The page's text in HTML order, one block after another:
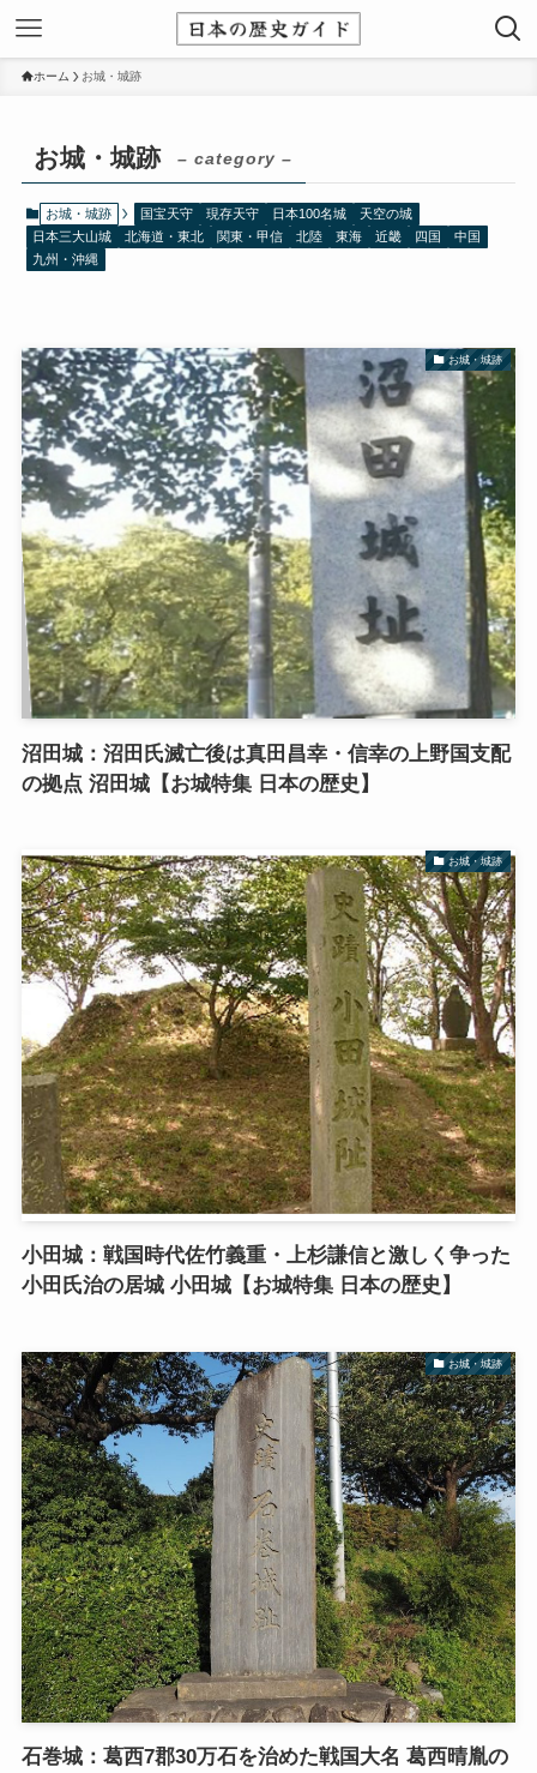
ホーム お城・城跡
お城・城跡 – category –
お城・城跡 国宝天守 現存天守 日本100名城
天空の城
日本三大山城
北海道・東北 関東・甲信 北陸 東海 近畿 四国
中国
九州・沖縄
お城・城跡
沼田城：沼田氏滅亡後は真田昌幸・信幸の上野国支配
の拠点 沼田城【お城特集 日本の歴史】
お城・城跡
小田城：戦国時代佐竹義重・上杉謙信と激しく争った
小田氏治の居城 小田城【お城特集 日本の歴史】
お城・城跡
石巻城：葛西7郡30万石を治めた戦国大名 葛西晴胤の